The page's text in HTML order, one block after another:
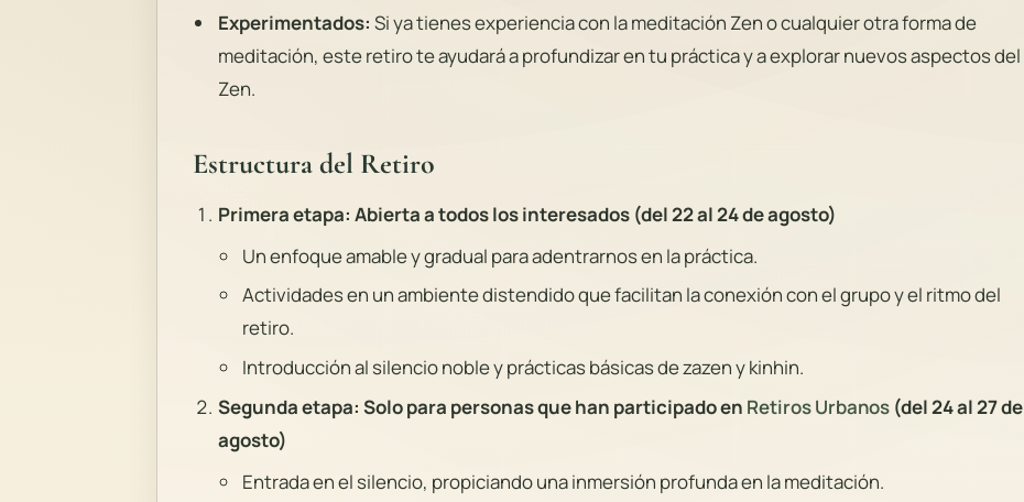
Experimentados: Si ya tienes experiencia con la meditación Zen o cualquier otra forma de
meditación, este retiro te ayudará a profundizar en tu práctica y a explorar nuevos aspectos del
Zen.
Estructura del Retiro
Primera etapa: Abierta a todos los interesados (del 22 al 24 de agosto)
Un enfoque amable y gradual para adentrarnos en la práctica.
Actividades en un ambiente distendido que facilitan la conexión con el grupo y el ritmo del
retiro.
Introducción al silencio noble y prácticas básicas de zazen y kinhin.
Segunda etapa: Solo para personas que han participado en Retiros Urbanos(del 24 al 27 de
agosto)
Entrada en el silencio, propiciando una inmersión profunda en la meditación.